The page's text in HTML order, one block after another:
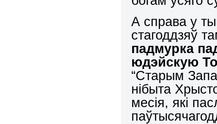
А справа у
стагоддзяў
падмурка
юдэйскую
“Старым
нібыта
месія, які